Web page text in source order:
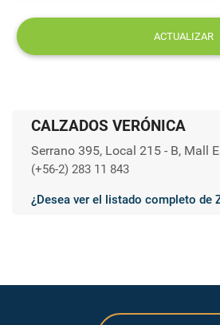
ACTUALIZAR
CALZADOS VERÓNICA
Serrano 395, Local 215 - B, Mall
(+56-2) 283 11 843
¿Desea ver el listado completo de